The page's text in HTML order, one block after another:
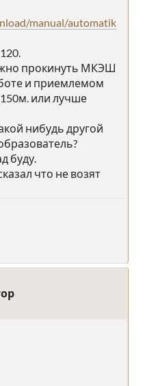
manual/automatik
прокинуть МКЭШ
и приемлемом
или лучше
нибудь другой
буду.
что не возят